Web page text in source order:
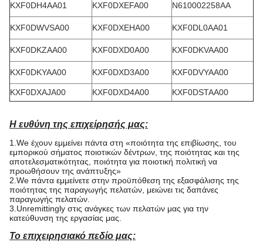
KXF0DH4AA01 KXF0DXEFA00 N610002258AA
KXF0DWVSA00 KXF0DXEHA00 KXF0DL0AA01
KXF0DKZAA00 KXF0DXD0A00 KXF0DKVAA00
KXF0DKYAA00 KXF0DXD3A00 KXF0DVYAA00
KXF0DXAJA00 KXF0DXD4A00 KXF0DSTAA00
Η ευθύνη της επιχείρησής μας:
1.We έχουν εμμείνει πάντα στη «ποιότητα της επιβίωσης, του
εμπορικού σήματος ποιοτικών δέντρων, της ποιότητας και της
αποτελεσματικότητας, ποιότητα για ποιοτική πολιτική να
προωθήσουν της ανάπτυξης»
2.We πάντα εμμείνετε στην προϋπόθεση της εξασφάλισης της
ποιότητας της παραγωγής πελατών, μειώνει τις δαπάνες
παραγωγής πελατών.
3.Unremittingly στις ανάγκες των πελατών μας για την
κατεύθυνση της εργασίας μας.
Το επιχειρησιακό πεδίο μας: